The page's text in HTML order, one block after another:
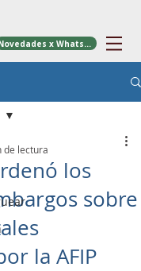
Novedades x WhatsApp
los
sobre
la AFIP
de lectura